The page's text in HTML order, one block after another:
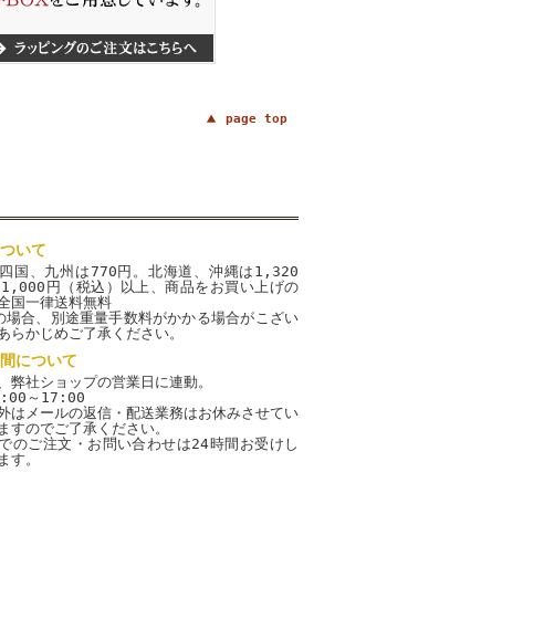
page top
いて
国、九州は770円。北海道、沖縄は1,320
円（税込）以上、商品をお買い上げの
国一律送料無料
場合、別途重量手数料がかかる場合がこざい
らかじめご了承ください。
について
弊社ショップの営業日に連動。
～17:00
はメールの返信・配送業務はお休みさせてい
すのでご了承ください。
のご注文・お問い合わせは24時間お受けし
す。